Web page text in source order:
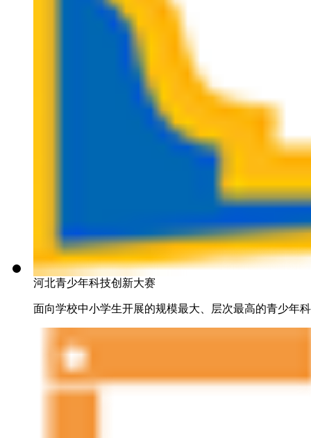
河北青少年科技创新大赛
面向学校中小学生开展的规模最大、层次最高的青少年